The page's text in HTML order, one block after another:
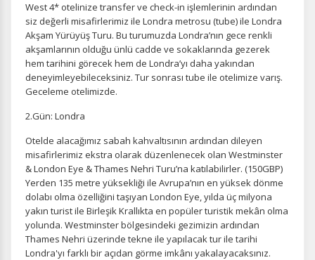
West 4* otelinize transfer ve check-in işlemlerinin ardından
siz değerli misafirlerimiz ile Londra metrosu (tube) ile Londra
Akşam Yürüyüş Turu. Bu turumuzda Londra’nın gece renkli
akşamlarının olduğu ünlü cadde ve sokaklarında gezerek
hem tarihini görecek hem de Londra’yı daha yakından
deneyimleyebileceksiniz. Tur sonrası tube ile otelimize varış.
Geceleme otelimizde.
2.Gün: Londra
Otelde alacağımız sabah kahvaltısının ardından dileyen
misafirlerimiz ekstra olarak düzenlenecek olan Westminster
& London Eye & Thames Nehri Turu’na katılabilirler. (150GBP)
Yerden 135 metre yüksekliği ile Avrupa’nın en yüksek dönme
dolabı olma özelliğini taşıyan London Eye, yılda üç milyona
yakın turist ile Birleşik Krallıkta en popüler turistik mekân olma
yolunda. Westminster bölgesindeki gezimizin ardından
Thames Nehri üzerinde tekne ile yapılacak tur ile tarihi
Londra'yı farklı bir açıdan görme imkânı yakalayacaksınız.